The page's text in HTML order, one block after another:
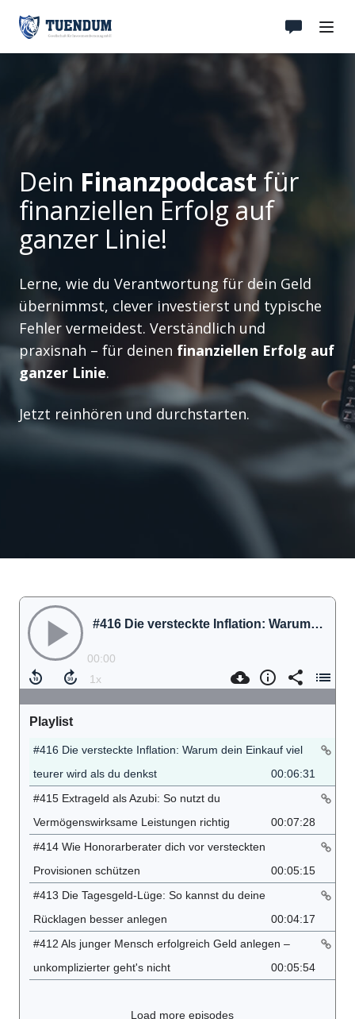
Dein Finanzpodcastfür
finanziellen Erfolg auf
ganzer Linie!
Lerne, wie du Verantwortung für dein Geld
übernimmst, clever investierst und typische
Fehler vermeidest. Verständlich und
praxisnah – für deinen finanziellen Erfolg auf
ganzer Linie.
Jetzt reinhören und durchstarten.